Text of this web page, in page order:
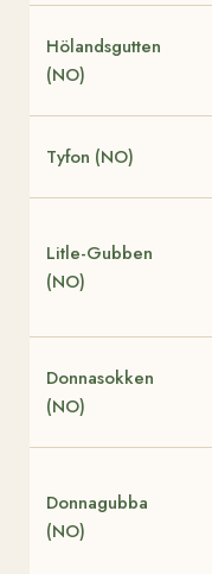
Hölandsgutten
(NO)
Tyfon (NO)
Litle-Gubben
(NO)
Donnasokken
(NO)
Donnagubba
(NO)